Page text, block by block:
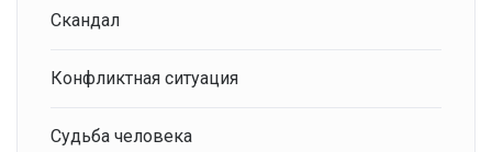
Скандал
Конфликтная ситуация
Судьба человека